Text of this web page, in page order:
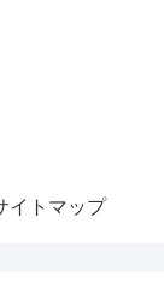
イトマップ